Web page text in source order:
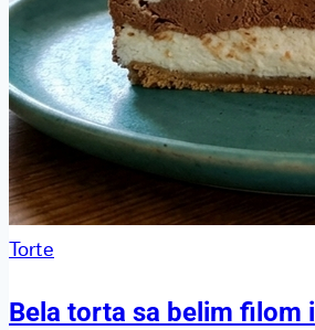
Torte
Bela torta sa belim filom i